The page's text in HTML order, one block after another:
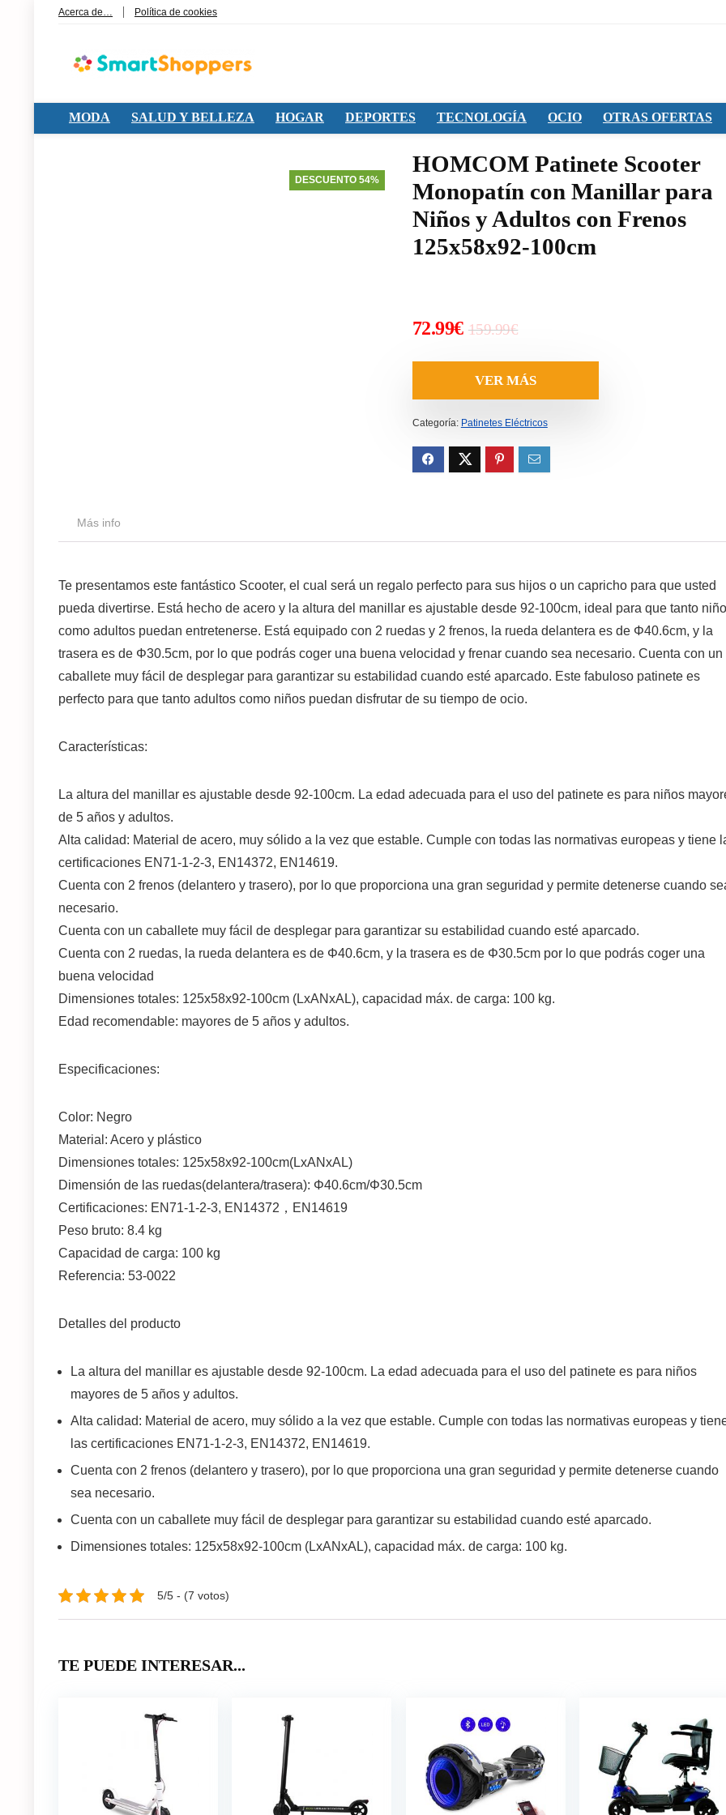
Acerca de… Política de cookies
MODA SALUD Y BELLEZA HOGAR DEPORTES TECNOLOGÍA OCIO OTRAS OFERTAS
DESCUENTO 54%
HOMCOM Patinete Scooter
Monopatín con Manillar para
Niños y Adultos con Frenos
125x58x92-100cm
159.99€El
original
era:
159.99€.
72.99€
El
actual
es:
72.99€.
VER MÁS
Categoría: Patinetes Eléctricos
Más info
Te presentamos este fantástico Scooter, el cual será un regalo perfecto para sus hijos o un capricho para que usted
pueda divertirse. Está hecho de acero y la altura del manillar es ajustable desde 92-100cm, ideal para que tanto
como adultos puedan entretenerse. Está equipado con 2 ruedas y 2 frenos, la rueda delantera es de Φ40.6cm, y la
trasera es de Φ30.5cm, por lo que podrás coger una buena velocidad y frenar cuando sea necesario. Cuenta con un
caballete muy fácil de desplegar para garantizar su estabilidad cuando esté aparcado. Este fabuloso patinete es
perfecto para que tanto adultos como niños puedan disfrutar de su tiempo de ocio.
Características:
La altura del manillar es ajustable desde 92-100cm. La edad adecuada para el uso del patinete es para niños
de 5 años y adultos.
Alta calidad: Material de acero, muy sólido a la vez que estable. Cumple con todas las normativas europeas y tiene
certificaciones EN71-1-2-3, EN14372, EN14619.
Cuenta con 2 frenos (delantero y trasero), por lo que proporciona una gran seguridad y permite detenerse cuando
necesario.
Cuenta con un caballete muy fácil de desplegar para garantizar su estabilidad cuando esté aparcado.
Cuenta con 2 ruedas, la rueda delantera es de Φ40.6cm, y la trasera es de Φ30.5cm por lo que podrás coger una
buena velocidad
Dimensiones totales: 125x58x92-100cm (LxANxAL), capacidad máx. de carga: 100 kg.
Edad recomendable: mayores de 5 años y adultos.
Especificaciones:
Color: Negro
Material: Acero y plástico
Dimensiones totales: 125x58x92-100cm(LxANxAL)
Dimensión de las ruedas(delantera/trasera): Φ40.6cm/Φ30.5cm
Certificaciones: EN71-1-2-3, EN14372，EN14619
Peso bruto: 8.4 kg
Capacidad de carga: 100 kg
Referencia: 53-0022
Detalles del producto
La altura del manillar es ajustable desde 92-100cm. La edad adecuada para el uso del patinete es para niños
mayores de 5 años y adultos.
Alta calidad: Material de acero, muy sólido a la vez que estable. Cumple con todas las normativas europeas y
las certificaciones EN71-1-2-3, EN14372, EN14619.
Cuenta con 2 frenos (delantero y trasero), por lo que proporciona una gran seguridad y permite detenerse cuando
sea necesario.
Cuenta con un caballete muy fácil de desplegar para garantizar su estabilidad cuando esté aparcado.
Dimensiones totales: 125x58x92-100cm (LxANxAL), capacidad máx. de carga: 100 kg.
5/5 - (7 votos)
TE PUEDE INTERESAR...